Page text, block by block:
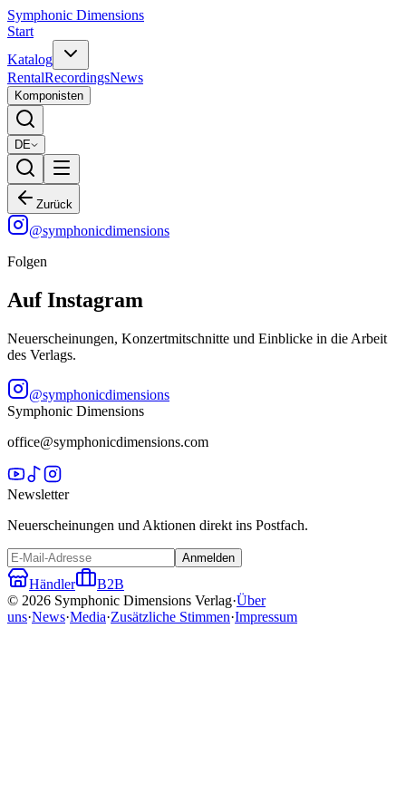
Symphonic Dimensions
Start
Katalog
RentalRecordingsNews
Komponisten
DE
Zurück
@symphonicdimensions
Folgen
Auf Instagram
Neuerscheinungen, Konzertmitschnitte und Einblicke in die Arbeit
des Verlags.
@symphonicdimensions
Symphonic Dimensions
office@symphonicdimensions.com
Newsletter
Neuerscheinungen und Aktionen direkt ins Postfach.
Anmelden
Händler
B2B
© 2026 Symphonic Dimensions Verlag·Über
uns·News·Media·Zusätzliche Stimmen·Impressum